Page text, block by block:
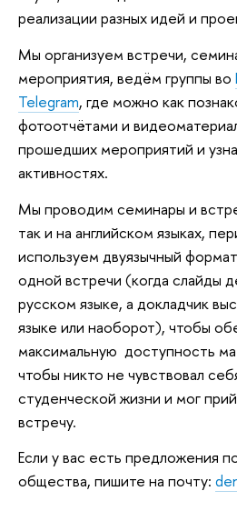
реализации разных идей и
Мы организуем встречи,
мероприятия, ведём группы во
Telegram, где можно как
фотоотчётами и
прошедших мероприятий и
активностях.
Мы проводим семинары и
так и на английском языках,
используем двуязычный
одной встречи (когда слайды
русском языке, а докладчик
языке или наоборот), чтобы
максимальную доступность
чтобы никто не чувствовал
студенческой жизни и мог
встречу.
Если у вас есть предложения
общества, пишите на почту: